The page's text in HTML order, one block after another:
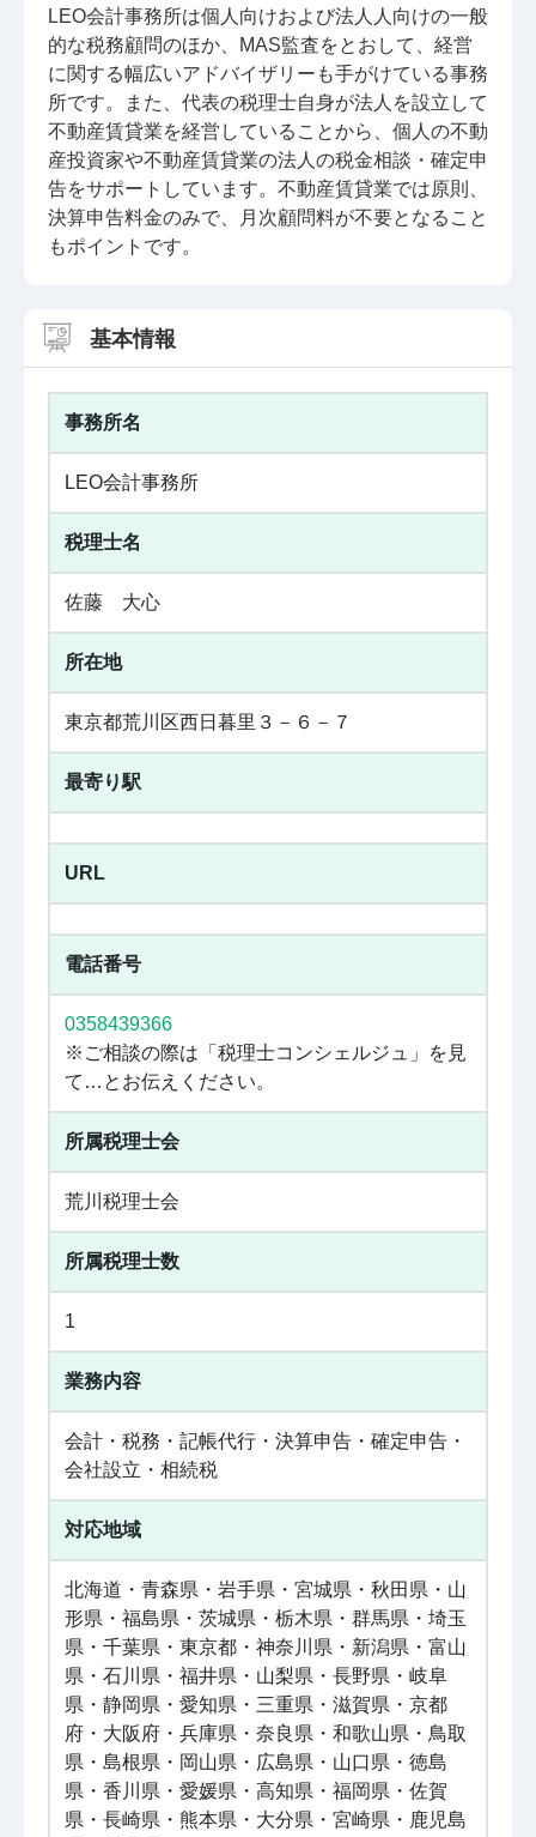
LEO会計事務所は個人向けおよび法人人向けの一般
的な税務顧問のほか、MAS監査をとおして、経営
に関する幅広いアドバイザリーも手がけている事務
所です。また、代表の税理士自身が法人を設立して
不動産賃貸業を経営していることから、個人の不動
産投資家や不動産賃貸業の法人の税金相談・確定申
告をサポートしています。不動産賃貸業では原則、
決算申告料金のみで、月次顧問料が不要となること
もポイントです。
基本情報
事務所名
LEO会計事務所
税理士名
佐藤 大心
所在地
東京都荒川区西日暮里３－６－７
最寄り駅
URL
電話番号
0358439366
※ご相談の際は「税理士コンシェルジュ」を見
て…とお伝えください。
所属税理士会
荒川税理士会
所属税理士数
1
業務内容
会計・税務・記帳代行・決算申告・確定申告・
会社設立・相続税
対応地域
北海道・青森県・岩手県・宮城県・秋田県・山
形県・福島県・茨城県・栃木県・群馬県・埼玉
県・千葉県・東京都・神奈川県・新潟県・富山
県・石川県・福井県・山梨県・長野県・岐阜
県・静岡県・愛知県・三重県・滋賀県・京都
府・大阪府・兵庫県・奈良県・和歌山県・鳥取
県・島根県・岡山県・広島県・山口県・徳島
県・香川県・愛媛県・高知県・福岡県・佐賀
県・長崎県・熊本県・大分県・宮崎県・鹿児島